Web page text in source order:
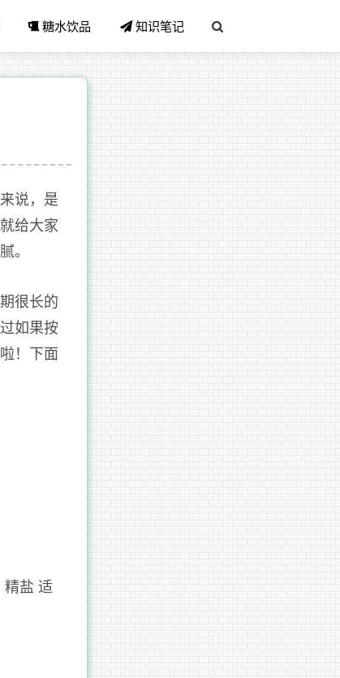
糖水饮品 知识笔记
说，是
给大家
。
很长的
如果按
！下面
精盐 适